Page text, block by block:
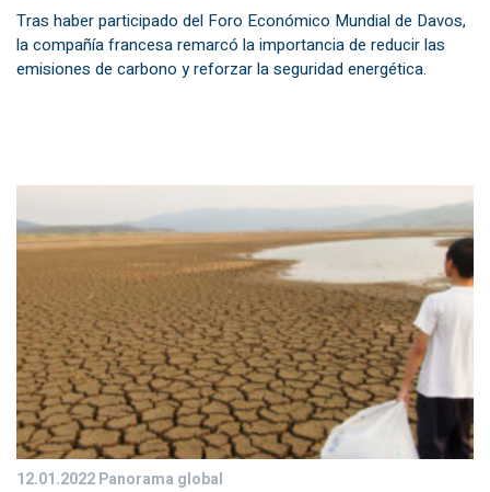
Tras haber participado del Foro Económico Mundial de Davos,
la compañía francesa remarcó la importancia de reducir las
emisiones de carbono y reforzar la seguridad energética.
12.01.2022Panorama global